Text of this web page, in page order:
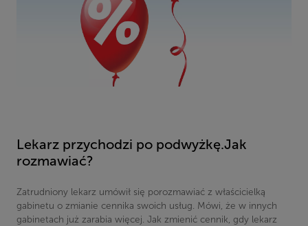
Lekarz przychodzi po podwyżkę.Jak
rozmawiać?
Zatrudniony lekarz umówił się porozmawiać z właścicielką
gabinetu o zmianie cennika swoich usług. Mówi, że w innych
gabinetach już zarabia więcej. Jak zmienić cennik, gdy lekarz